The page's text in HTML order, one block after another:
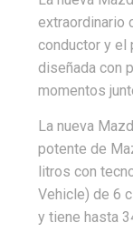
extraordinario
conductor y el
diseñada con
momentos
La nueva
potente de
litros con
Vehicle) de 6
y tiene hasta